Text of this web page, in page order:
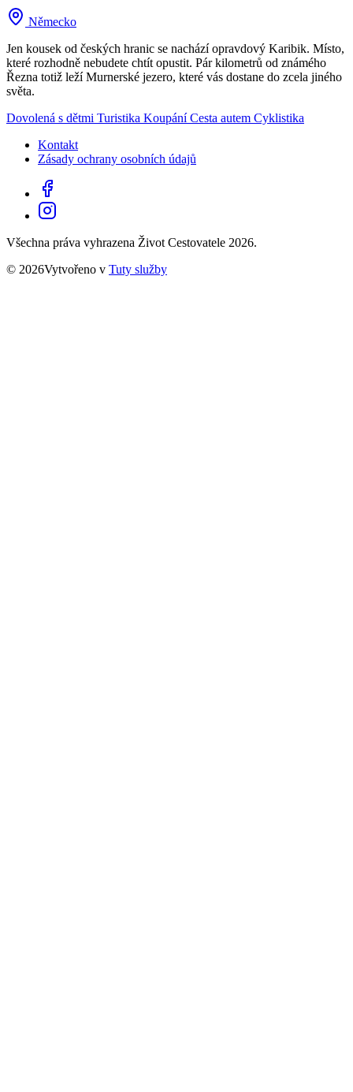
Německo
Jen kousek od českých hranic se nachází opravdový Karibik. Místo,
které rozhodně nebudete chtít opustit. Pár kilometrů od známého
Řezna totiž leží Murnerské jezero, které vás dostane do zcela jiného
světa.
Dovolená s dětmi Turistika Koupání Cesta autem Cyklistika
Kontakt
Zásady ochrany osobních údajů
Všechna práva vyhrazena Život Cestovatele 2026.
© 2026Vytvořeno v Tuty služby